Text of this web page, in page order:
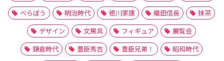
べらぼう
明治時代 徳川家康 織田信長
抹茶
デザイン
文房具 フィギュア
展覧会
鎌倉時代
豊臣秀吉 豊臣兄弟！
昭和時代